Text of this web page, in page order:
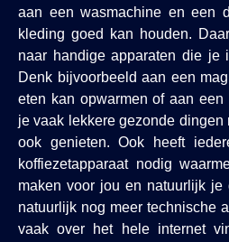
aan een wasmachine en een
kleding goed kan houden.
naar handige apparaten die je
Denk bijvoorbeeld aan een
eten kan opwarmen of aan een
je vaak lekkere gezonde
ook genieten. Ook heeft
koffiezetapparaat nodig
maken voor jou en natuurlijk
natuurlijk nog meer technische
vaak over het hele internet